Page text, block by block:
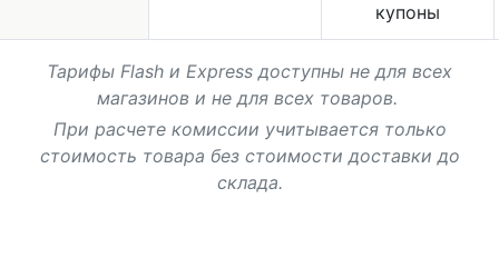
купоны
Тарифы Flash и Express доступны не для всех
магазинов и не для всех товаров.
При расчете комиссии учитывается только
стоимость товара без стоимости доставки до
склада.